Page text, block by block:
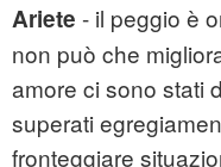
Ariete - il peggio è
non può che
amore ci sono stati
superati
fronteggiare